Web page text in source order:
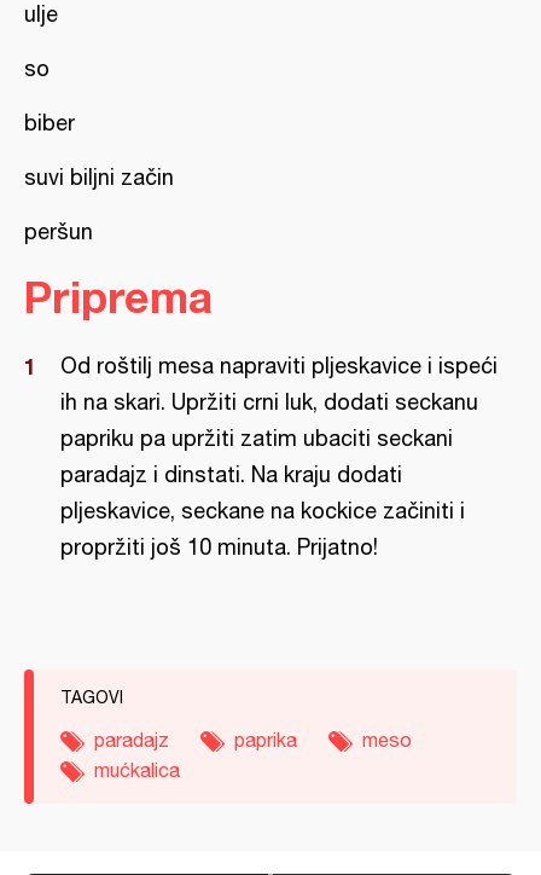
ulje
so
biber
suvi biljni začin
peršun
Priprema
Od roštilj mesa napraviti pljeskavice i ispeći
ih na skari. Upržiti crni luk, dodati seckanu
papriku pa upržiti zatim ubaciti seckani
paradajz i dinstati. Na kraju dodati
pljeskavice, seckane na kockice začiniti i
propržiti još 10 minuta. Prijatno!
TAGOVI
paradajz paprika
meso
mućkalica